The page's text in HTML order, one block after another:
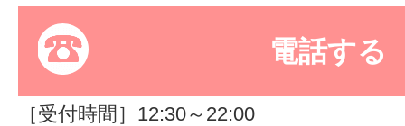
サイトマッ
電話する
［受付時間］12:30～22:00